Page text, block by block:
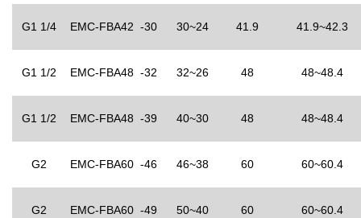
G1 1/4 EMC-FBA42 -30 30~24 41.9 41.9~42.3
G1 1/2 EMC-FBA48 -32 32~26 48 48~48.4
G1 1/2 EMC-FBA48 -39 40~30 48 48~48.4
G2 EMC-FBA60 -46 46~38 60 60~60.4
G2 EMC-FBA60 -49 50~40 60 60~60.4